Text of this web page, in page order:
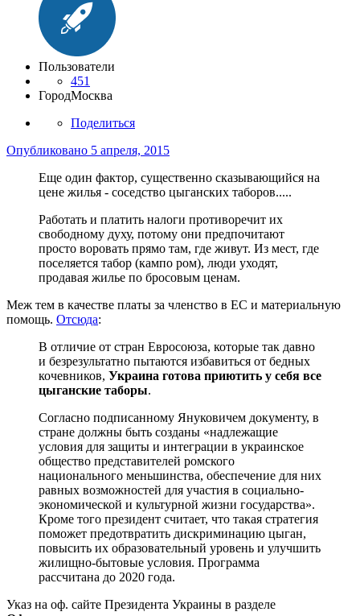
Пользователи
451
ГородМосква
Поделиться
Опубликовано 5 апреля, 2015
Еще один фактор, существенно сказывающийся на
цене жилья - соседство цыганских таборов.....
Работать и платить налоги противоречит их
свободному духу, потому они предпочитают
просто воровать прямо там, где живут. Из мест, где
поселяется табор (кампо ром), люди уходят,
продавая жилье по бросовым ценам.
Меж тем в качестве платы за членство в ЕС и материальную
помощь. Отсюда:
В отличие от стран Евросоюза, которые так давно
и безрезультатно пытаются избавиться от бедных
кочевников, Украина готова приютить у себя все
цыганские таборы.
Согласно подписанному Януковичем документу, в
стране должны быть созданы «надлежащие
условия для защиты и интеграции в украинское
общество представителей ромского
национального меньшинства, обеспечение для них
равных возможностей для участия в социально-
экономической и культурной жизни государства».
Кроме того президент считает, что такая стратегия
поможет предотвратить дискриминацию цыган,
повысить их образовательный уровень и улучшить
жилищно-бытовые условия. Программа
рассчитана до 2020 года.
Указ на оф. сайте Президента Украины в разделе